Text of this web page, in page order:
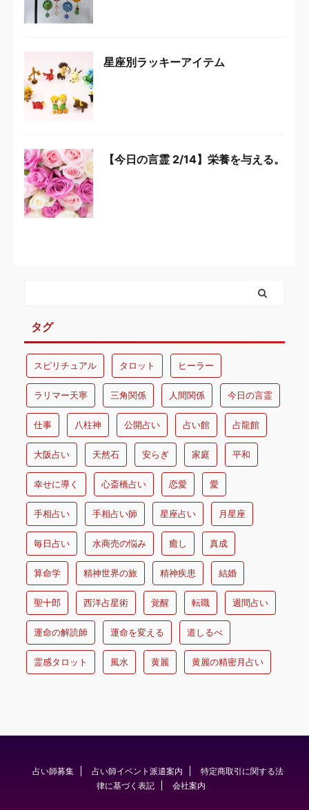
星座別ラッキーアイテム
【今日の言霊 2/14】栄養を与える。
タグ
スピリチュアル タロット ヒーラー
ラリマー天寧 三角関係 人間関係 今日の言霊
仕事 八柱神 公開占い 占い館 占龍館
大阪占い 天然石 安らぎ 家庭 平和
幸せに導く 心斎橋占い 恋愛 愛
手相占い 手相占い師 星座占い 月星座
毎日占い 水商売の悩み 癒し 真成
算命学 精神世界の旅 精神疾患 結婚
聖十郎 西洋占星術 覚醒 転職 週間占い
運命の解読師 運命を変える 道しるべ
霊感タロット 風水 黄麗 黄麗の精密月占い
占い師募集 占い師イベント派遣案内
特定商取引に関する法
律に基づく表記
会社案内